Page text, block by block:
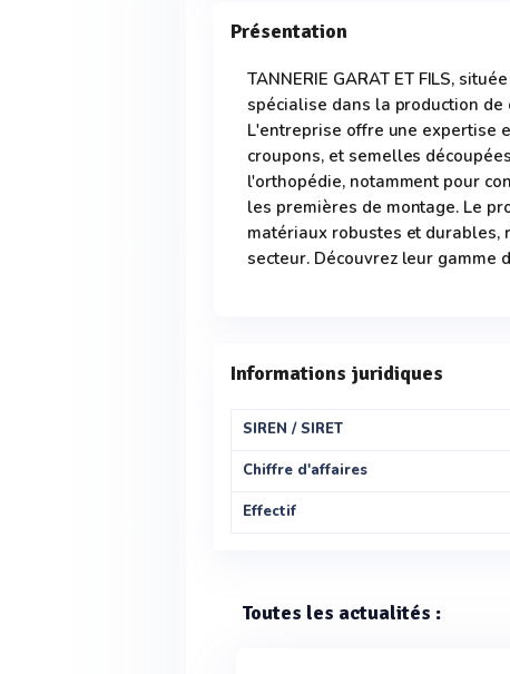
Présentation
TANNERIE GARAT ET FILS,
spécialise dans la production
L'entreprise offre une expertise
croupons, et semelles
l'orthopédie, notamment pour
les premières de montage. Le
matériaux robustes et durables,
secteur. Découvrez leur gamme
Informations juridiques
SIREN / SIRET
Chiffre d'affaires
Effectif
Toutes les actualités :